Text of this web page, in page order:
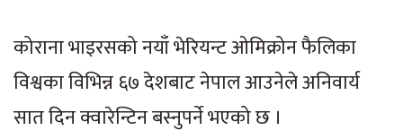
कोराना भाइरसको नयाँ भेरियन्ट ओमिक्रोन फैलिका
विश्वका विभिन्न ६७ देशबाट नेपाल आउनेले अनिवार्य
सात दिन क्वारेन्टिन बस्नुपर्ने भएको छ ।